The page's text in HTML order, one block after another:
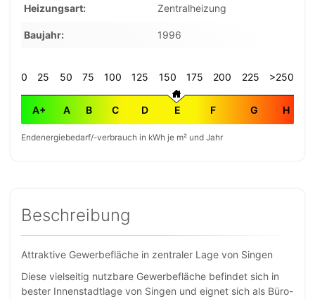
Heizungsart Zentralheizung
Baujahr 1996
0 25 50 75 100 125 150 175 200 225 >250
A+ A B C D E F G H
Endenergiebedarf/-verbrauch in kWh je m² und Jahr
Beschreibung
Attraktive Gewerbefläche in zentraler Lage von Singen
Diese vielseitig nutzbare Gewerbefläche befindet sich in
bester Innenstadtlage von Singen und eignet sich als Büro-